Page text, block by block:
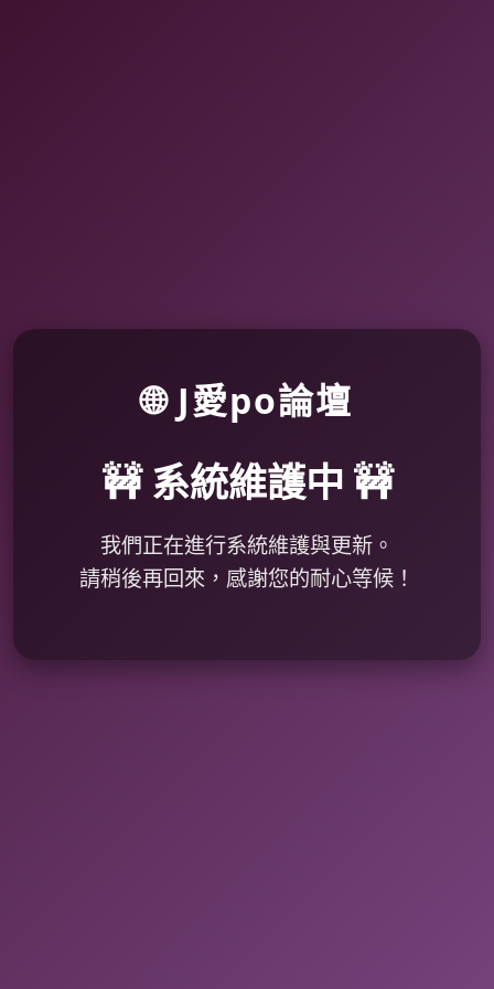
🌐 J愛po論壇
🚧 系統維護中 🚧
我們正在進行系統維護與更新。
請稍後再回來，感謝您的耐心等候！